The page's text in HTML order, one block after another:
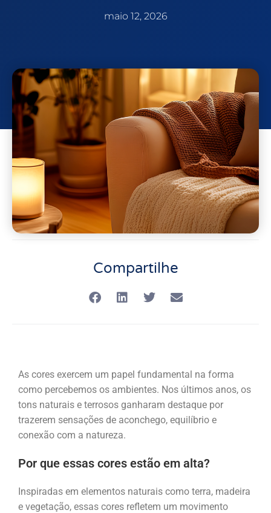
maio 12, 2026
Compartilhe
As cores exercem um papel fundamental na forma
como percebemos os ambientes. Nos últimos anos, os
tons naturais e terrosos ganharam destaque por
trazerem sensações de aconchego, equilíbrio e
conexão com a natureza.
Por que essas cores estão em alta?
Inspiradas em elementos naturais como terra, madeira
e vegetação, essas cores refletem um movimento